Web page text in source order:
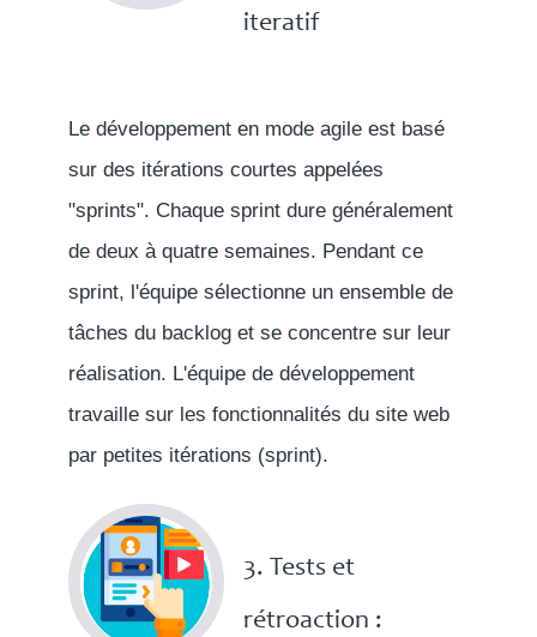
iteratif
Le développement en mode agile est basé
sur des itérations courtes appelées
"sprints". Chaque sprint dure généralement
de deux à quatre semaines. Pendant ce
sprint, l'équipe sélectionne un ensemble de
tâches du backlog et se concentre sur leur
réalisation. L'équipe de développement
travaille sur les fonctionnalités du site web
par petites itérations (sprint).
3. Tests et
rétroaction :